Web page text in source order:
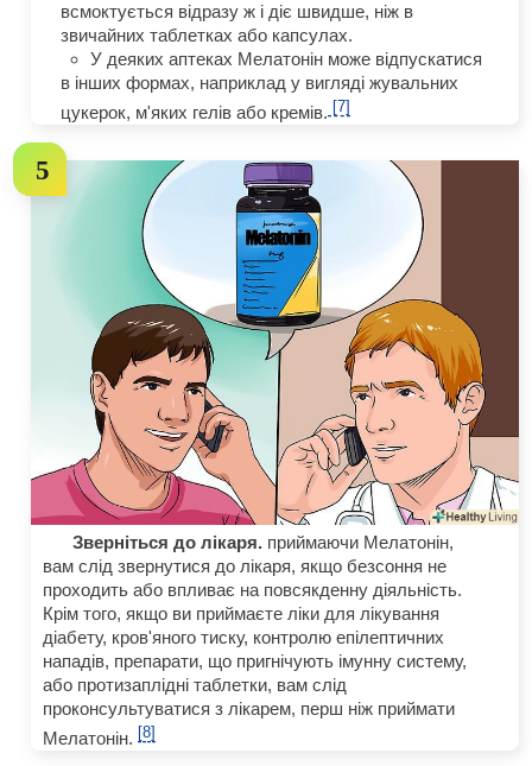
всмоктується відразу ж і діє швидше, ніж в
звичайних таблетках або капсулах.
У деяких аптеках Мелатонін може відпускатися
в інших формах, наприклад у вигляді жувальних
цукерок, м'яких гелів або кремів. [7]
Зверніться до лікаря. приймаючи Мелатонін,
вам слід звернутися до лікаря, якщо безсоння не
проходить або впливає на повсякденну діяльність.
Крім того, якщо ви приймаєте ліки для лікування
діабету, кров'яного тиску, контролю епілептичних
нападів, препарати, що пригнічують імунну систему,
або протизаплідні таблетки, вам слід
проконсультуватися з лікарем, перш ніж приймати
Мелатонін. [8]